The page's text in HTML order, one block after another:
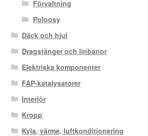
Förvaltning
Poloosy
Däck och hjul
Dragstänger och linbanor
Elektriska komponenter
FAP-katalysatorer
Interiör
Kropp
Kyla, värme, luftkonditionering